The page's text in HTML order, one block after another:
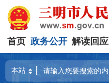
首页 政务公开 解读回应